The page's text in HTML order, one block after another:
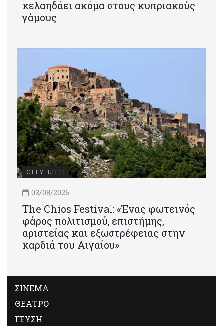
κελαηδάει ακόμα στους κυπριακούς
γάμους
CITY LIFE
03/08/2026
Τhe Chios Festival: «Ένας φωτεινός
φάρος πολιτισμού, επιστήμης,
αριστείας και εξωστρέφειας στην
καρδιά του Αιγαίου»
ΣΙΝΕΜΑ
ΘΕΑΤΡΟ
ΓΕΥΣΗ